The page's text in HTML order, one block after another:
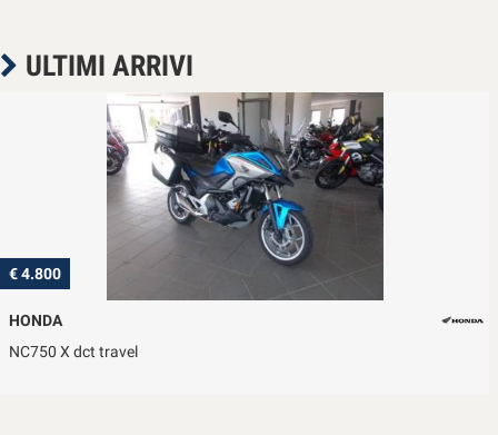
ULTIMI ARRIVI
€ 4.800
HONDA
NC750 X dct travel